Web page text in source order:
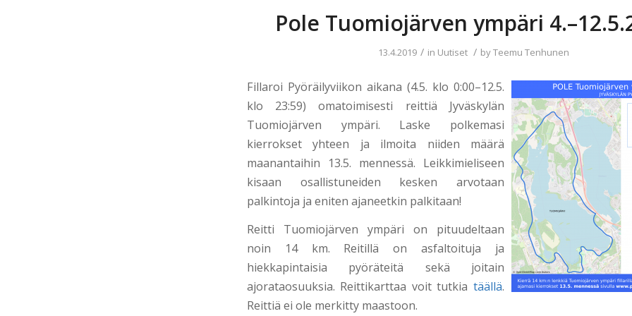
Pole Tuomiojärven ympäri
13.4.2019 / in Uutiset / byTeemu Tenhunen
Fillaroi Pyöräilyviikon aikana (4.5. klo 0:00–12.5.
klo 23:59) omatoimisesti reittiä Jyväskylän
Tuomiojärven ympäri. Laske polkemasi
kierrokset yhteen ja ilmoita niiden määrä
maanantaihin 13.5. mennessä. Leikkimieliseen
kisaan osallistuneiden kesken arvotaan
palkintoja ja eniten ajaneetkin palkitaan!
Reitti Tuomiojärven ympäri on pituudeltaan
noin 14 km. Reitillä on asfaltoituja ja
hiekkapintaisia pyöräteitä sekä joitain
ajorataosuuksia. Reittikarttaa voit tutkia täällä.
Reittiä ei ole merkitty maastoon.